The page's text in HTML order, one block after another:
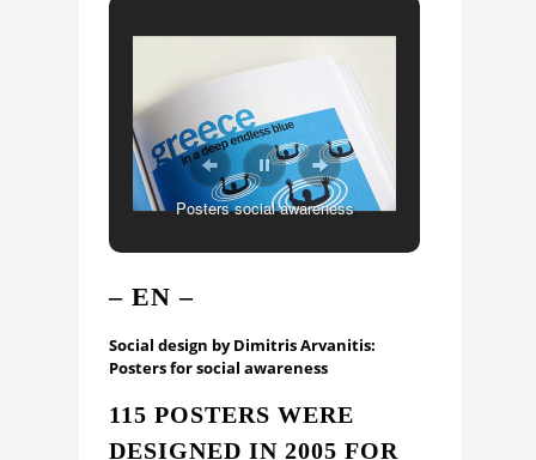
Posters social awareness
– EN –
Social design by Dimitris Arvanitis:
Posters for social awareness
115 POSTERS WERE
DESIGNED IN 2005 FOR